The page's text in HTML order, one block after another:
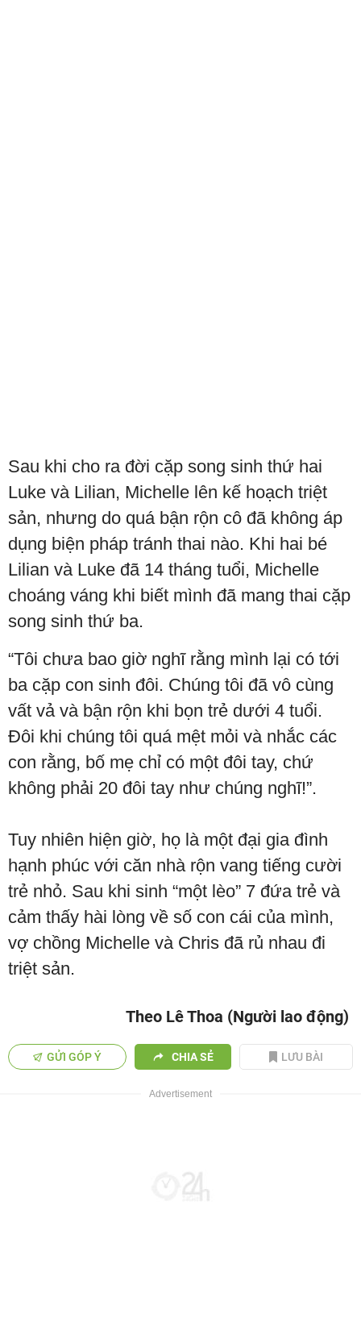
Sau khi cho ra đời cặp song sinh thứ hai
Luke và Lilian, Michelle lên kế hoạch triệt
sản, nhưng do quá bận rộn cô đã không áp
dụng biện pháp tránh thai nào. Khi hai bé
Lilian và Luke đã 14 tháng tuổi, Michelle
choáng váng khi biết mình đã mang thai cặp
song sinh thứ ba.
“Tôi chưa bao giờ nghĩ rằng mình lại có tới
ba cặp con sinh đôi. Chúng tôi đã vô cùng
vất vả và bận rộn khi bọn trẻ dưới 4 tuổi.
Đôi khi chúng tôi quá mệt mỏi và nhắc các
con rằng, bố mẹ chỉ có một đôi tay, chứ
không phải 20 đôi tay như chúng nghĩ!”.
Tuy nhiên hiện giờ, họ là một đại gia đình
hạnh phúc với căn nhà rộn vang tiếng cười
trẻ nhỏ. Sau khi sinh “một lèo” 7 đứa trẻ và
cảm thấy hài lòng về số con cái của mình,
vợ chồng Michelle và Chris đã rủ nhau đi
triệt sản.
Theo Lê Thoa (Người lao động)
GỬI GÓP Ý CHIA SẺ LƯU BÀI